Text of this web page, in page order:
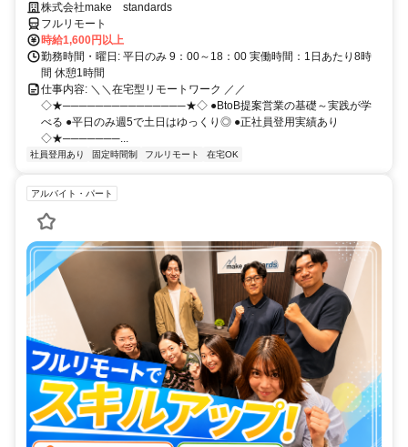
スキルアップ
株式会社make standards
フルリモート
時給1,600円以上
勤務時間・曜日: 平日のみ 9：00～18：00 実働時間：1日あたり8時
間 休憩1時間
仕事内容: ＼＼在宅型リモートワーク ／／
◇★───────────────★◇ ●BtoB提案営業の基礎～実践が学
べる ●平日のみ週5で土日はゆっくり◎ ●正社員登用実績あり
◇★───────...
社員登用あり 固定時間制 フルリモート 在宅OK
アルバイト・パート